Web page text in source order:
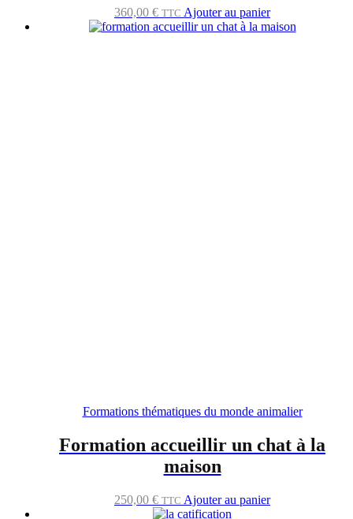
360,00 € TTC Ajouter au panier
Formations thématiques du monde animalier
Formation accueillir un chat à la
maison
250,00 € TTC Ajouter au panier